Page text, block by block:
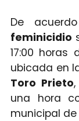
De
feminicidio
17:00
ubicada en
Toro Prieto
una hora
municipal de